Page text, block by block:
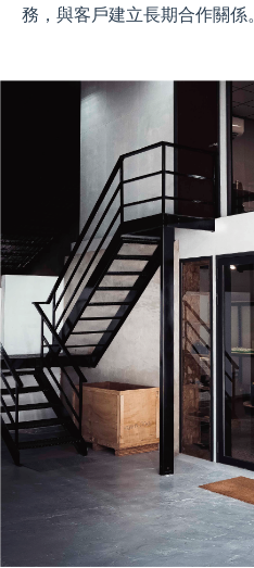
務，與客戶建立長期合作關係。